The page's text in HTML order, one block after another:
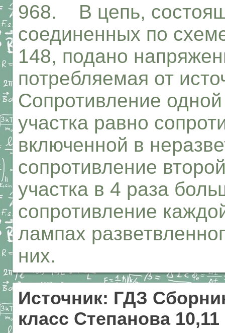
968. В цепь,
соединенных по
148, подано
потребляемая от
Сопротивление
участка равно
включенной в
сопротивление
участка в 4 раза
сопротивление
лампах
них.
Источник: ГДЗ
класс Степанова 10,11